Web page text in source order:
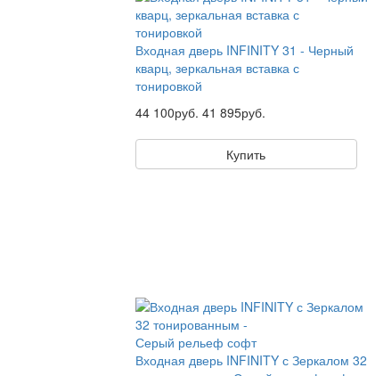
Входная дверь INFINITY 31 - Черный
кварц, зеркальная вставка с
тонировкой
44 100руб. 41 895руб.
Купить
Входная дверь INFINITY с Зеркалом 32